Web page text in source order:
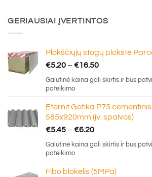
GERIAUSIAI ĮVERTINTOS
Plokščiųjų stogų plokštė
€5.20 – €16.50Price
range:
€16.50
Galutinė kaina gali skirtis ir bus
pateikimo
Eternit Gotika P75
585x920mm (įv. spalvos)
€5.45 – €6.20Price
range:
€6.20
Galutinė kaina gali skirtis ir bus
pateikimo
Fibo blokelis (5MPa)